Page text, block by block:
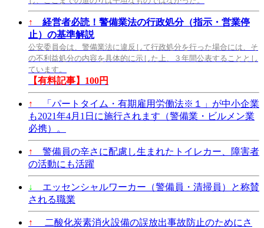
↑
経営者必読！警備業法の行政処分（指示・営業停
止）の基準解説
公安委員会は、警備業法に違反して行政処分を行った場合には、そ
の不利益処分の内容を具体的に示した上、３年間公表することとし
ています。
【有料記事】100円
↑
「パートタイム・有期雇用労働法※１」が中小企業
も2021年4月1日に施行されます（警備業・ビルメン業
必携）。
↑
警備員の辛さに配慮し生まれたトイレカー、障害者
の活動にも活躍
↓
エッセンシャルワーカー（警備員・清掃員）と称賛
される職業
↑
二酸化炭素消火設備の誤放出事故防止のためにさ